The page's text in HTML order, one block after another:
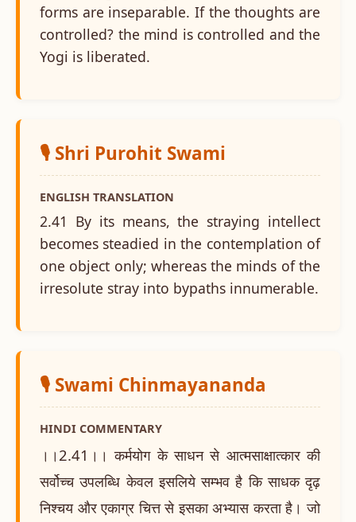
forms are inseparable. If the thoughts are
controlled? the mind is controlled and the
Yogi is liberated.
🎙️ Shri Purohit Swami
ENGLISH TRANSLATION
2.41 By its means, the straying intellect
becomes steadied in the contemplation of
one object only; whereas the minds of the
irresolute stray into bypaths innumerable.
🎙️ Swami Chinmayananda
HINDI COMMENTARY
।।2.41।। कर्मयोग के साधन से आत्मसाक्षात्कार की
सर्वोच्च उपलब्धि केवल इसलिये सम्भव है कि साधक दृढ़
निश्चय और एकाग्र चित्त से इसका अभ्यास करता है। जो